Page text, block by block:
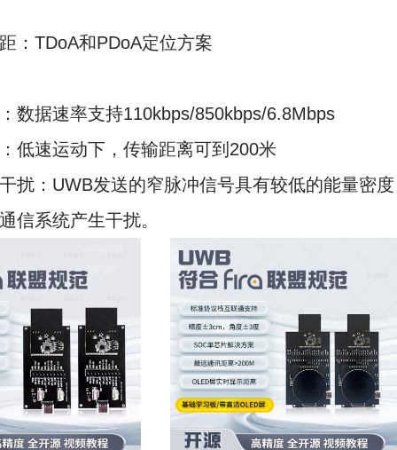
：TDoA和PDoA定位方案
数据速率支持110kbps/850kbps/6.8Mbps
低速运动下，传输距离可到200米
扰：UWB发送的窄脉冲信号具有较低的能量密
信系统产生干扰。